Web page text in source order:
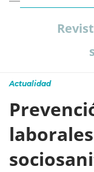
Actualidad